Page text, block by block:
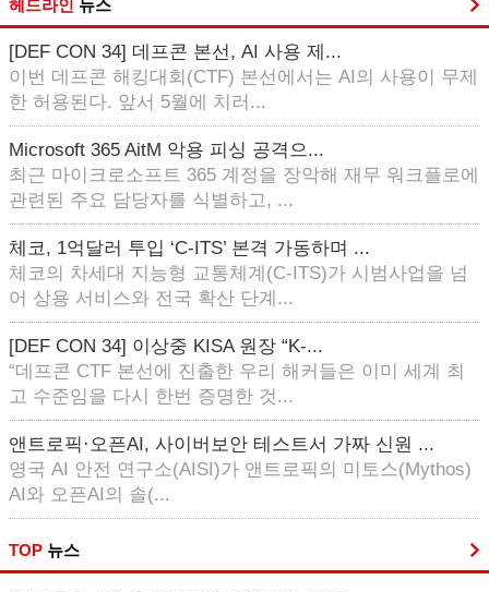
헤드라인 뉴스
[DEF CON 34] 데프콘 본선, AI 사용 제...
이번 데프콘 해킹대회(CTF) 본선에서는 AI의 사용이 무제
한 허용된다. 앞서 5월에 치러...
Microsoft 365 AitM 악용 피싱 공격으...
최근 마이크로소프트 365 계정을 장악해 재무 워크플로에
관련된 주요 담당자를 식별하고, ...
체코, 1억달러 투입 ‘C-ITS’ 본격 가동하며 ...
체코의 차세대 지능형 교통체계(C-ITS)가 시범사업을 넘
어 상용 서비스와 전국 확산 단계...
[DEF CON 34] 이상중 KISA 원장 “K-...
“데프콘 CTF 본선에 진출한 우리 해커들은 이미 세계 최
고 수준임을 다시 한번 증명한 것...
앤트로픽·오픈AI, 사이버보안 테스트서 가짜 신원 ...
영국 AI 안전 연구소(AISI)가 앤트로픽의 미토스(Mythos)
AI와 오픈AI의 솔(...
TOP 뉴스